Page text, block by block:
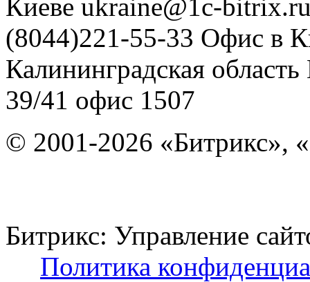
Киеве ukraine@1c-
(8044)221-55-33 Офис в
Калининградская область
39/41 офис 1507
© 2001-2026 «Битрикс»,
Битрикс: Управление
Политика